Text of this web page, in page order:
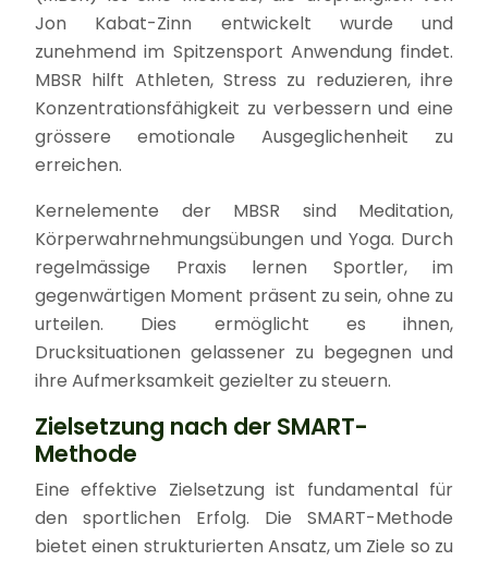
Jon Kabat-Zinn entwickelt wurde und
zunehmend im Spitzensport Anwendung findet.
MBSR hilft Athleten, Stress zu reduzieren, ihre
Konzentrationsfähigkeit zu verbessern und eine
grössere emotionale Ausgeglichenheit zu
erreichen.
Kernelemente der MBSR sind Meditation,
Körperwahrnehmungsübungen und Yoga. Durch
regelmässige Praxis lernen Sportler, im
gegenwärtigen Moment präsent zu sein, ohne zu
urteilen. Dies ermöglicht es ihnen,
Drucksituationen gelassener zu begegnen und
ihre Aufmerksamkeit gezielter zu steuern.
Zielsetzung nach der SMART-
Methode
Eine effektive Zielsetzung ist fundamental für
den sportlichen Erfolg. Die SMART-Methode
bietet einen strukturierten Ansatz, um Ziele so zu